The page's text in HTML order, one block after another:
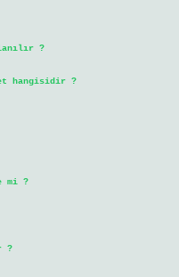
?
hangisidir ?
mi ?
?